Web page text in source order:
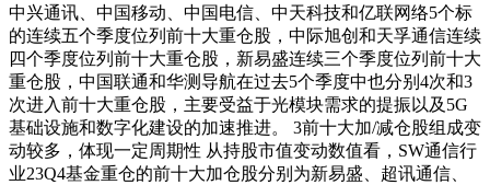
中兴通讯、中国移动、中国电信、中天科技和亿联网络5个标
的连续五个季度位列前十大重仓股，中际旭创和天孚通信连续
四个季度位列前十大重仓股，新易盛连续三个季度位列前十大
重仓股，中国联通和华测导航在过去5个季度中也分别4次和3
次进入前十大重仓股，主要受益于光模块需求的提振以及5G
基础设施和数字化建设的加速推进。 3前十大加/减仓股组成变
动较多，体现一定周期性 从持股市值变动数值看，SW通信行
业23Q4基金重仓的前十大加仓股分别为新易盛、超讯通信、